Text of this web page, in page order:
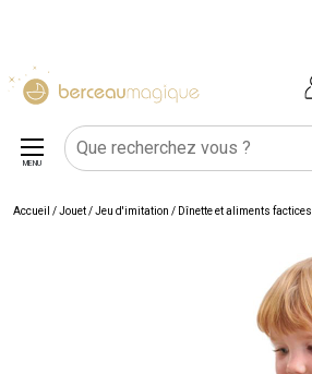
MENU
Accueil /Jouet/Jeu d'imitation / Dînette et aliments factices